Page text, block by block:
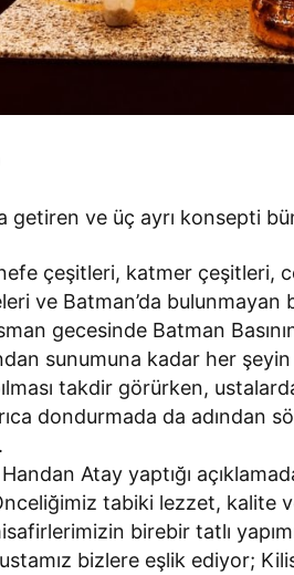
getiren ve üç ayrı konsepti
çeşitleri, katmer çeşitleri,
ve Batman’da
gecesinde Batman
sunumuna kadar her
takdir görürken,
dondurmada da adından
Atay yaptığı
tabiki lezzet, kalite
birebir tatlı
bizlere eşlik ediyor;